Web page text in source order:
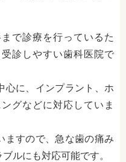
で診療を行っているた
診しやすい歯科医院で
心に、インプラント、ホ
グなどに対応していま
ますので、急な歯の痛み
ルにも対応可能です。